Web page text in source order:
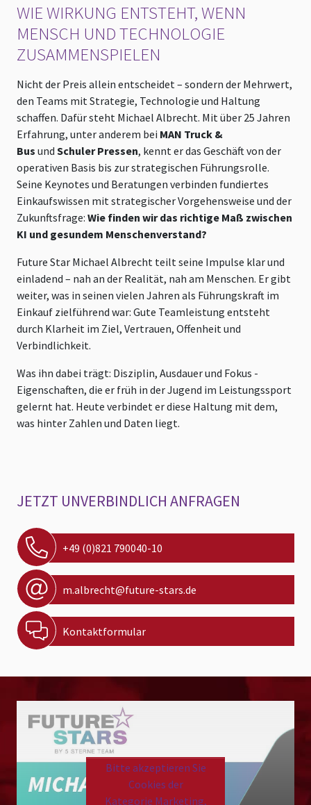
WIE WIRKUNG ENTSTEHT, WENN
MENSCH UND TECHNOLOGIE
ZUSAMMENSPIELEN
Nicht der Preis allein entscheidet – sondern der Mehrwert,
den Teams mit Strategie, Technologie und Haltung
schaffen. Dafür steht Michael Albrecht. Mit über 25 Jahren
Erfahrung, unter anderem bei MAN Truck &
Bus und Schuler Pressen, kennt er das Geschäft von der
operativen Basis bis zur strategischen Führungsrolle.
Seine Keynotes und Beratungen verbinden fundiertes
Einkaufswissen mit strategischer Vorgehensweise und der
Zukunftsfrage: Wie finden wir das richtige Maß zwischen
KI und gesundem Menschenverstand?
Future Star Michael Albrecht teilt seine Impulse klar und
einladend – nah an der Realität, nah am Menschen. Er gibt
weiter, was in seinen vielen Jahren als Führungskraft im
Einkauf zielführend war: Gute Teamleistung entsteht
durch Klarheit im Ziel, Vertrauen, Offenheit und
Verbindlichkeit.
Was ihn dabei trägt: Disziplin, Ausdauer und Fokus -
Eigenschaften, die er früh in der Jugend im Leistungssport
gelernt hat. Heute verbindet er diese Haltung mit dem,
was hinter Zahlen und Daten liegt.
JETZT UNVERBINDLICH ANFRAGEN
+49 (0)821 790040-10
m.albrecht@future-stars.de
Kontaktformular
Bitte akzeptieren Sie
Cookies der
Kategorie Marketing,